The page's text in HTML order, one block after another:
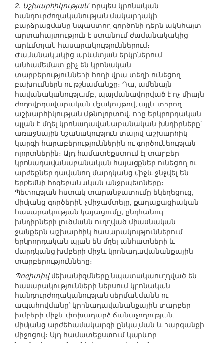
2. Աշխարհիկության՝ որպես կրոնական
հանդուրժողականության մակարդակի
բարձրացմանը նպաստող գործոնի դերն ակնհայտ
արտահայտություն է ստանում ժամանակակից
արևմտյան հասարակություններում։
Ժամանակակից արևմտյան երկրներում
անհամեմատ քիչ են կրոնական
տարբերությունների հողի վրա տեղի ունեցող
բախումներն ու թշնամանքը։ Դա, ամենայն
հավանականությամբ, պայմանավորված է ոչ միայն
ժողովրդավարական մշակույթով, այլև տիրող
աշխարհիկության մթնոլորտով, որը երկրորդական
պլան է մղել կրոնադավանաբանական խնդիրները՝
առաջնային նշանակություն տալով աշխարհիկ
կարգի հարաբերություններին ու գործունեության
ոլորտներին։ Այդ համատեքստում էլ տարբեր
կրոնադավանաբանական հայացքներ ունեցող ու
արժեքներ դավանող մարդկանց միջև ջնջվել են
երբեմնի հոգեբանական անջրպետները։
Պետության հստակ տարանջատումը եկեղեցուց,
միմյանց գործերին չմիջամտելը, քաղաքացիական
հասարակության կայացումը, ընդհանուր
խնդիրների լուծմանն ուղղված միասնական
ջանքերն աշխարհիկ հասարակություններում
երկրորդական պլան են մղել անհատների և
մարդկանց խմբերի միջև կրոնադավանանքային
տարբերությունները։
Պոզիտիվմեխանիզմները նպատակաուղղված են
հասարակությունների ներսում կրոնական
հանդուրժողականության սերմանմանն ու
ապահովմանը՝ կրոնադավանանքային տարբեր
խմբերի միջև փոխադարձ ճանաչողության,
միմյանց արժեհամակարգի ընկալման և հարգանքի
միջոցով։ Այդ համատեքստում կարևոր